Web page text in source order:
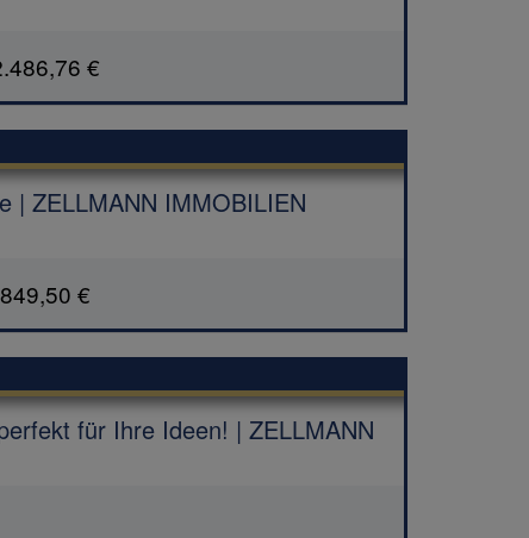
€
| ZELLMANN IMMOBILIEN
849,50 €
für Ihre Ideen! | ZELLMANN